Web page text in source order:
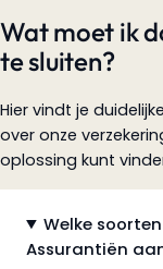
Wat moet ik
te sluiten?
Hier vindt je
over onze
oplossing kunt
Welke
Assurantiën